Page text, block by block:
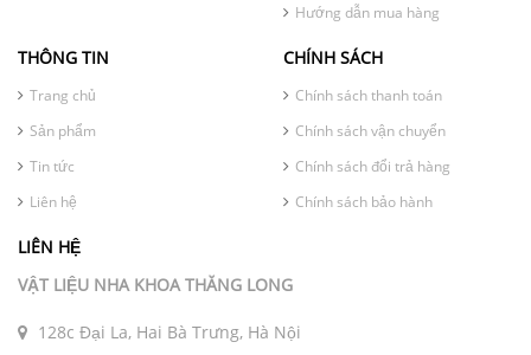
Hướng dẫn mua hàng
THÔNG TIN
Trang chủ
Sản phẩm
Tin tức
Liên hệ
CHÍNH SÁCH
Chính sách thanh toán
Chính sách vận chuyển
Chính sách đổi trả hàng
Chính sách bảo hành
LIÊN HỆ
VẬT LIỆU NHA KHOA THĂNG LONG
128c Đại La, Hai Bà Trưng, Hà Nội